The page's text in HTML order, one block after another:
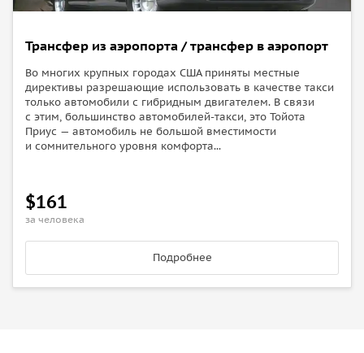
Трансфер из аэропорта / трансфер в аэропорт
Во многих крупных городах США приняты местные
директивы разрешающие использовать в качестве такси
только автомобили с гибридным двигателем. В связи
с этим, большинство автомобилей-такси, это Тойота
Приус — автомобиль не большой вместимости
и сомнительного уровня комфорта...
$161
за человека
Подробнее